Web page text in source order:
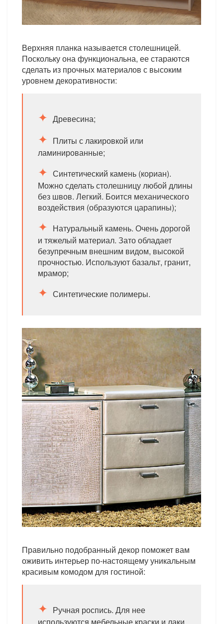
Верхняя планка называется столешницей.
Поскольку она функциональна, ее стараются
сделать из прочных материалов с высоким
уровнем декоративности:
Древесина;
Плиты с лакировкой или
ламинированные;
Синтетический камень (кориан).
Можно сделать столешницу любой длины
без швов. Легкий. Боится механического
воздействия (образуются царапины);
Натуральный камень. Очень дорогой
и тяжелый материал. Зато обладает
безупречным внешним видом, высокой
прочностью. Используют базальт, гранит,
мрамор;
Синтетические полимеры.
Правильно подобранный декор поможет вам
оживить интерьер по-настоящему уникальным
красивым комодом для гостиной:
Ручная роспись. Для нее